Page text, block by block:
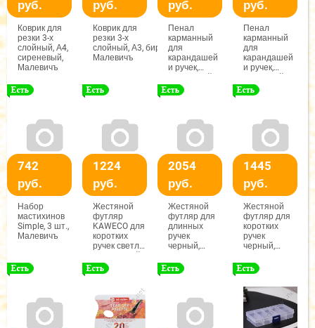
руб.
Коврик для
резки 3-х
слойный, А4,
сиреневый,
Малевичъ
руб.
Коврик для
резки 3-х
слойный, А3, бирюзовый,
Малевичъ
руб.
Пенал
карманный
для
карандашей
и ручек,
Малевичъ
руб.
Пенал
карманный
для
карандашей
и ручек,
Малевичъ
742
руб.
Набор
мастихинов
Simple, 3 шт.,
Малевичъ
1224
руб.
Жестяной
футляр
KAWECO для
коротких
ручек светло-
2054
руб.
Жестяной
футляр для
длинных
ручек
черный,
1445
руб.
Жестяной
футляр для
коротких
ручек
черный,